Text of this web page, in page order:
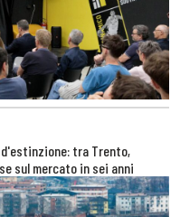
tra Trento,
sul mercato in sei anni